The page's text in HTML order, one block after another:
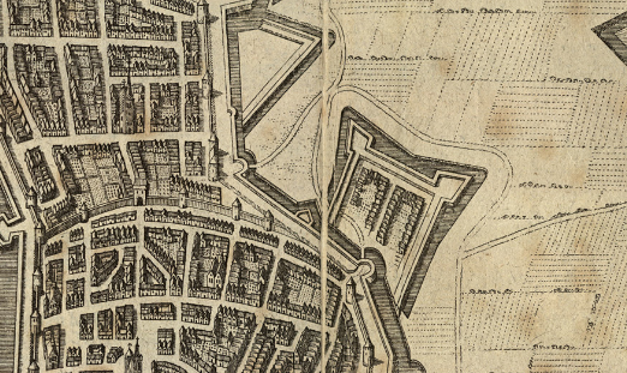
Interaktive Karte
Topographia Germaniae
Carte historique du Rhin de Bâle à
Coblence 1794
Détails de la carte historique
L'histoire franco-allemande
Chronologie der deutsch-französischen
Geschichte